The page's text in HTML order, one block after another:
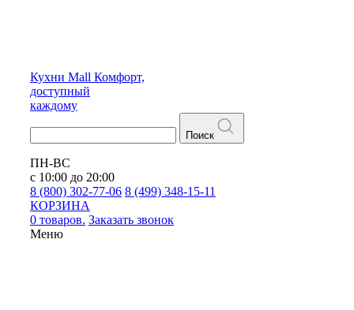
Кухни Mall Комфорт,
доступный
каждому
Поиск
ПН-ВС
с 10:00 до 20:00
8 (800) 302-77-06 8 (499) 348-15-11
КОРЗИНА
0 товаров. Заказать звонок
Меню